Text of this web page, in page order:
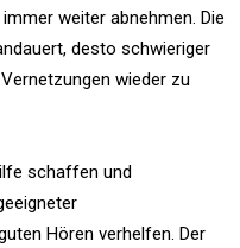
weiter abnehmen. Die
desto schwieriger
wieder zu
schaffen und
Hören verhelfen. Der